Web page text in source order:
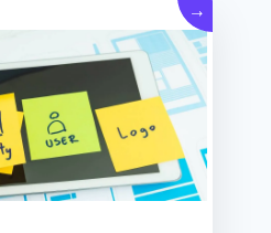
→